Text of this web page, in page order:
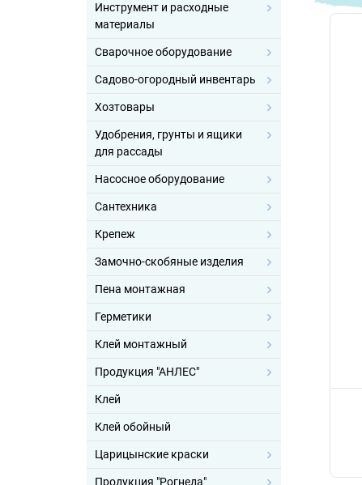
Инструмент и расходные
материалы
Сварочное оборудование
Садово-огородный инвентарь
Хозтовары
Удобрения, грунты и ящики
для рассады
Насосное оборудование
Сантехника
Крепеж
Замочно-скобяные изделия
Пена монтажная
Герметики
Клей монтажный
Продукция "АНЛЕС"
Клей
Клей обойный
Царицынские краски
Продукция "Рогнеда"